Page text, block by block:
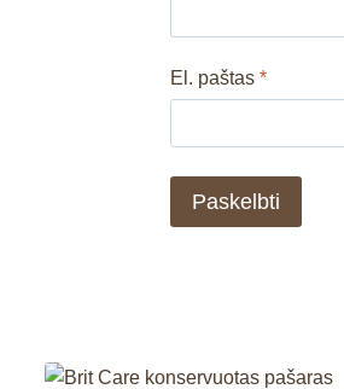
El. paštas*